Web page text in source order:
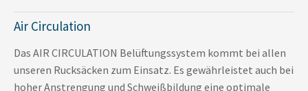
Air Circulation
Das AIR CIRCULATION Belüftungssystem kommt bei allen
unseren Rucksäcken zum Einsatz. Es gewährleistet auch bei
hoher Anstrengung und Schweißbildung eine optimale